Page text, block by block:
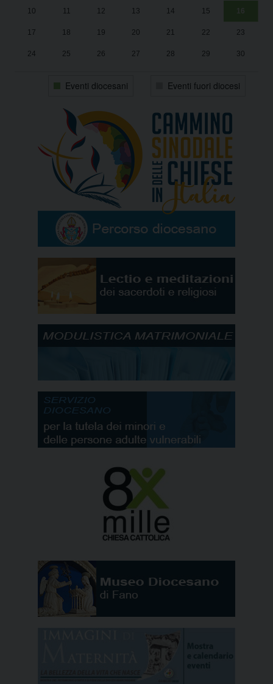
10 11 12 13 14 15 16
17 18 19 20 21 22 23
24 25 26 27 28 29 30
Eventi diocesani Eventi fuori diocesi